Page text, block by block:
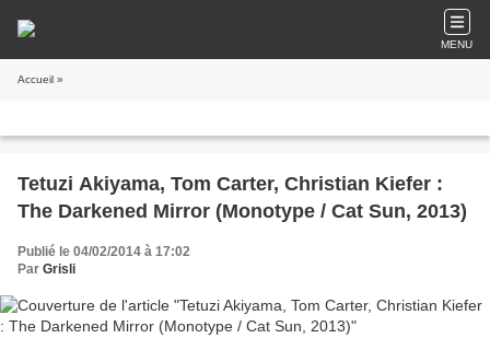
MENU
Accueil »
Tetuzi Akiyama, Tom Carter, Christian Kiefer :
The Darkened Mirror (Monotype / Cat Sun, 2013)
Publié le 04/02/2014 à 17:02
Par Grisli